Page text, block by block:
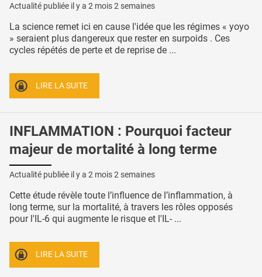
Actualité publiée il y a 2 mois 2 semaines
La science remet ici en cause l'idée que les régimes « yoyo
» seraient plus dangereux que rester en surpoids . Ces
cycles répétés de perte et de reprise de ...
LIRE LA SUITE
INFLAMMATION : Pourquoi facteur
majeur de mortalité à long terme
Actualité publiée il y a 2 mois 2 semaines
Cette étude révèle toute l’influence de l’inflammation, à
long terme, sur la mortalité, à travers les rôles opposés
pour l'IL-6 qui augmente le risque et l'IL- ...
LIRE LA SUITE